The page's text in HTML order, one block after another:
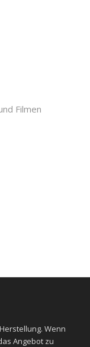
Filmen
Wenn
Angebot zu